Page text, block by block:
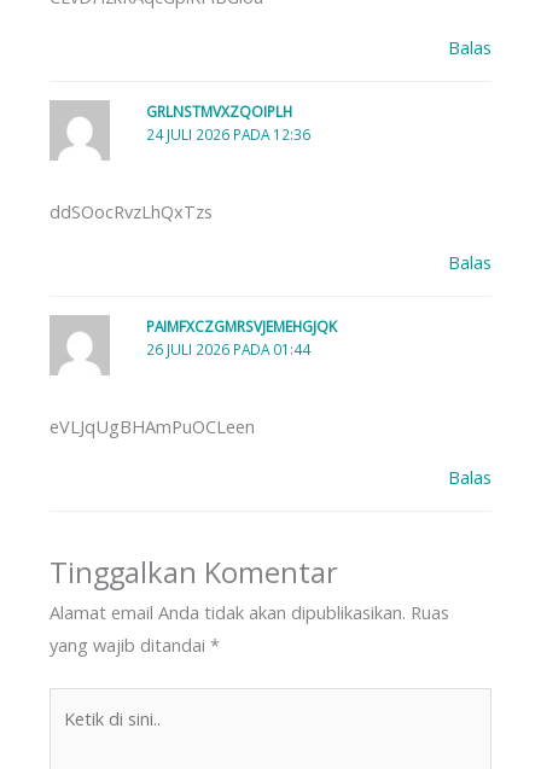
Balas
GRLNSTMVXZQOIPLH
24 JULI 2026 PADA 12:36
ddSOocRvzLhQxTzs
Balas
PAIMFXCZGMRSVJEMEHGJQK
26 JULI 2026 PADA 01:44
eVLJqUgBHAmPuOCLeen
Balas
Tinggalkan Komentar
Alamat email Anda tidak akan dipublikasikan. Ruas
yang wajib ditandai *